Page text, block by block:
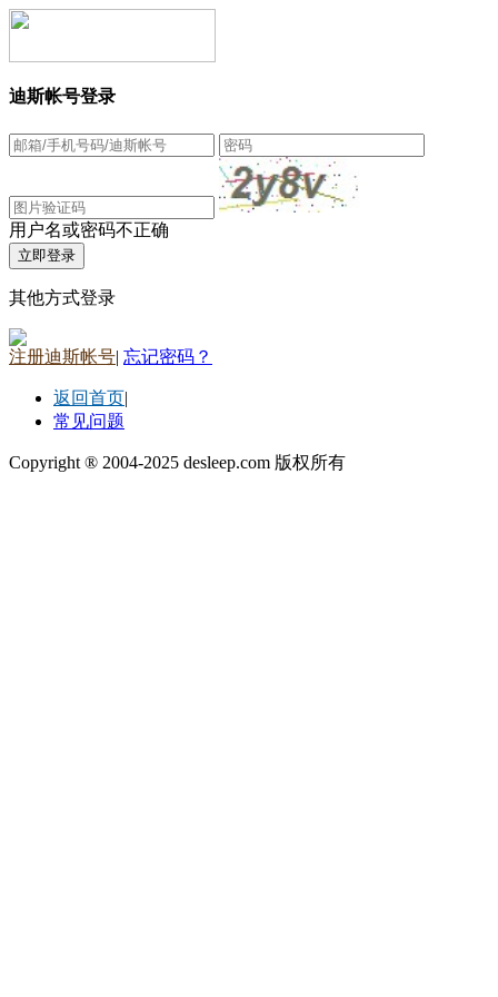
迪斯帐号登录
用户名或密码不正确
其他方式登录
注册迪斯帐号| 忘记密码？
返回首页|
常见问题
Copyright ® 2004-2025 desleep.com 版权所有